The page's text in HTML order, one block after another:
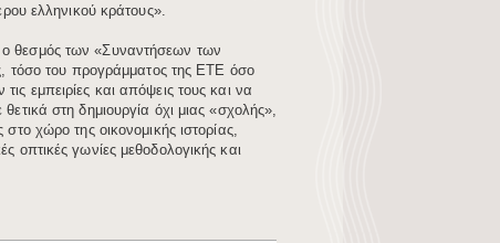
ελληνικού κράτους».
θεσμός των «Συναντήσεων των
τόσο του προγράμματος της ΕΤΕ όσο
εμπειρίες και απόψεις τους και να
στη δημιουργία όχι μιας «σχολής»,
χώρο της οικονομικής ιστορίας,
οπτικές γωνίες μεθοδολογικής και